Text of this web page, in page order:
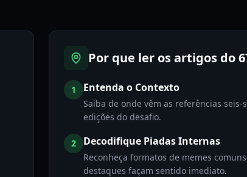
Por que ler os artigos do
1 Entenda o Contexto
Saiba de onde vêm as referências
edições do desafio.
2 Decodifique Piadas Internas
Reconheça formatos de memes
destaques façam sentido imediato.